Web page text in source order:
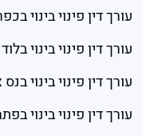
עורך דין פינוי בינוי
עורך דין פינוי בינוי בלוד
עורך דין פינוי בינוי בנס
עורך דין פינוי בינוי